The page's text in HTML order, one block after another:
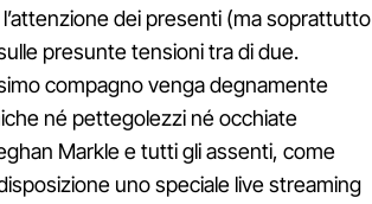
dei presenti (ma soprattutto
presunte tensioni tra di due.
compagno venga degnamente
né pettegolezzi né occhiate
Markle e tutti gli assenti, come
uno speciale live streaming